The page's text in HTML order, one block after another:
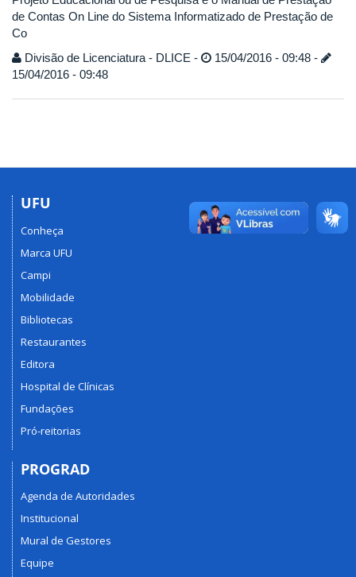
de Contas On Line do Sistema Informatizado de Prestação de
Co
Divisão de Licenciatura - DLICE -
15/04/2016 - 09:48 -
15/04/2016 - 09:48
UFU
Conheça
Marca UFU
Campi
Mobilidade
Bibliotecas
Restaurantes
Editora
Hospital de Clínicas
Fundações
Pró-reitorias
PROGRAD
Agenda de Autoridades
Institucional
Mural de Gestores
Equipe